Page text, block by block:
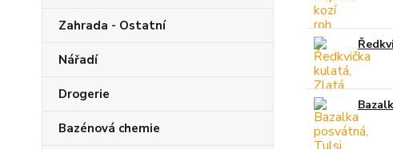
Zahrada - Ostatní
Nářadí
Drogerie
Bazénová chemie